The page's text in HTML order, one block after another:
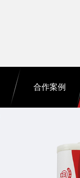
合作案例